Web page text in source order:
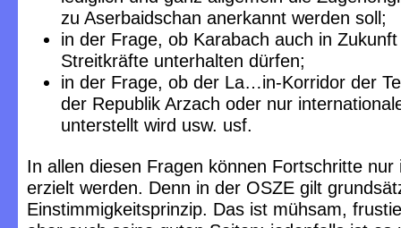
zu Aserbaidschan anerkannt werden soll;
in der Frage, ob Karabach auch in Zukunft
Streitkräfte unterhalten dürfen;
in der Frage, ob der La…in-Korridor der
der Republik Arzach oder nur
unterstellt wird usw. usf.
In allen diesen Fragen können Fortschritte nur
erzielt werden. Denn in der OSZE gilt
Einstimmigkeitsprinzip. Das ist mühsam,